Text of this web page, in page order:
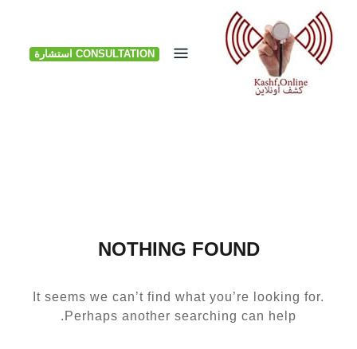
Skip
content
CONSULTATION استشارة
NOTHING FOUND
It seems we can’t find what you’re looking for.
Perhaps another searching can help.